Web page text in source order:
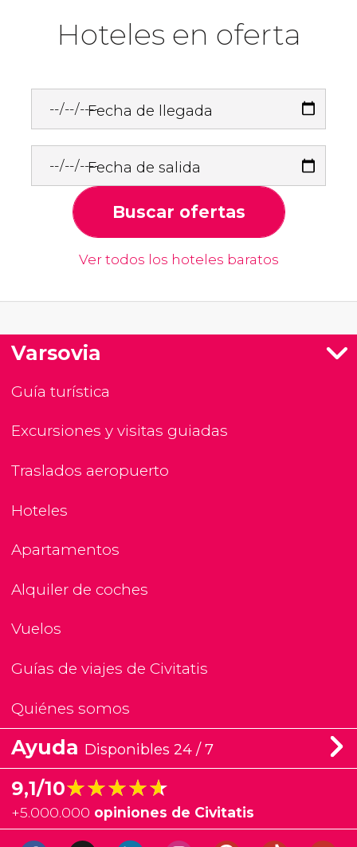
Hoteles en oferta
Fecha de llegada
Fecha de salida
Buscar ofertas
Ver todos los hoteles baratos
Varsovia
Guía turística
Excursiones y visitas guiadas
Traslados aeropuerto
Hoteles
Apartamentos
Alquiler de coches
Vuelos
Guías de viajes de Civitatis
Quiénes somos
Ayuda Disponibles 24 / 7
9,1/10★★★★★
★★★★★
+5.000.000 opiniones de Civitatis